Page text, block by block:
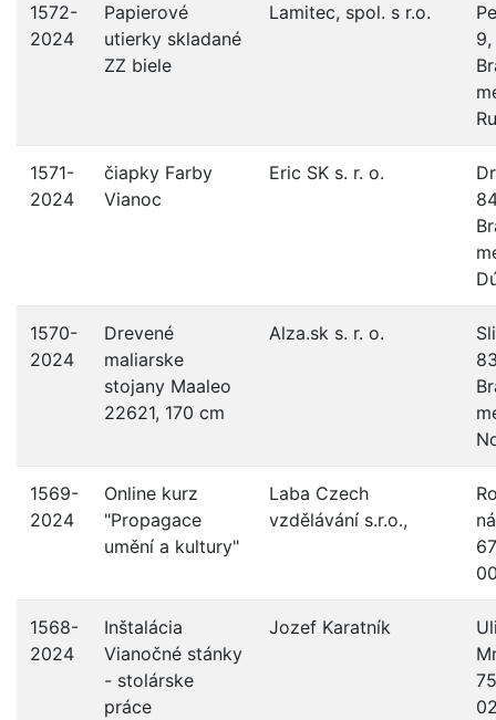
1572-
2024
Papierové
utierky skladané
ZZ biele
Lamitec, spol. s r.o.
1571-
2024
čiapky Farby
Vianoc
Eric SK s. r. o.
1570-
2024
Drevené
maliarske
stojany Maaleo
22621, 170 cm
Alza.sk s. r. o.
1569-
2024
Online kurz
"Propagace
umění a kultury"
Laba Czech
vzdělávání s.r.o.,
1568-
2024
Inštalácia
Vianočné stánky
- stolárske
práce
Jozef Karatník